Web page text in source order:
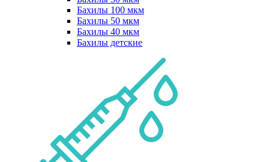
Бахилы 100 мкм
Бахилы 50 мкм
Бахилы 40 мкм
Бахилы детские